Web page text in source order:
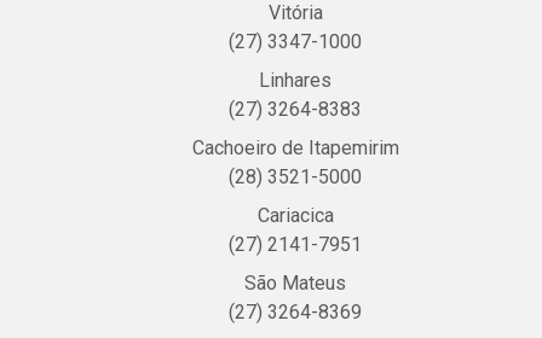
Vitória
(27) 3347-1000
Linhares
(27) 3264-8383
Cachoeiro de Itapemirim
(28) 3521-5000
Cariacica
(27) 2141-7951
São Mateus
(27) 3264-8369